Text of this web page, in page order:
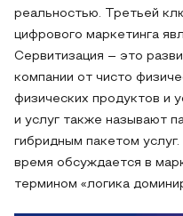
реальностью. Третьей
цифрового маркетинга
Сервитизация – это
компании от чисто
физических продуктов и
и услуг также называют
гибридным пакетом
время обсуждается в
термином «логика